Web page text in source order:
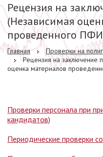
Рецензия на
(Независимая
проведенного
Главная
Проверки на
Рецензия на заключение
оценка материалов
Проверки персонала при
кандидатов)
Периодические проверки